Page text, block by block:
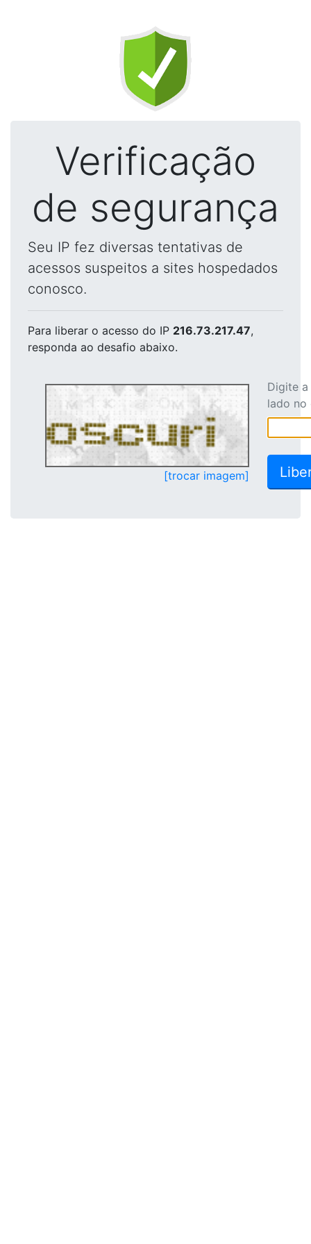
Verificação
de segurança
Seu IP fez diversas tentativas de
acessos suspeitos a sites hospedados
conosco.
Para liberar o acesso do IP 216.73.217.47,
responda ao desafio abaixo.
[trocar imagem]
Digite
lado no